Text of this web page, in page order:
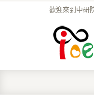
歡迎來到中研